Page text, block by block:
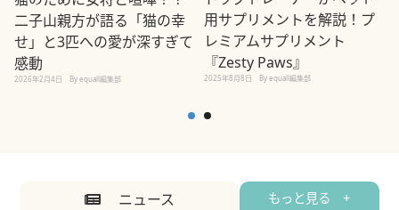
二子山親方が語る「猫の幸
せ」と3匹への愛が深すぎて
感動
2026年2月4日 By equall編集部
用サプリメントを解説！プ
レミアムサプリメント
『Zesty Paws』
2025年8月8日 By equall編集部
ニュース もっと見る +